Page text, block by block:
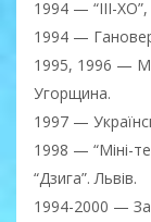
1994 — “ІІІ-
1994 —
1995, 1996 —
Угорщина.
1997 —
1998 — “Міні-
“Дзига”. Львів.
1994-2000 —